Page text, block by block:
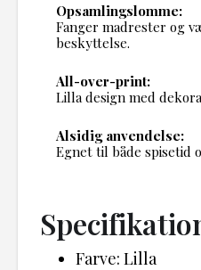
Opsamlingslomme:
Fanger madrester og
beskyttelse.
All-over-print:
Lilla design med
Alsidig anvendelse:
Egnet til både spisetid
Farve: Lilla